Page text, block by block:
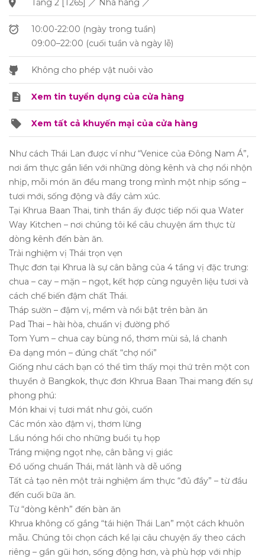
Tầng 2 [T265] ／ Nhà hàng ／
10:00-22:00 (ngày trong tuần)
09:00–22:00 (cuối tuần và ngày lễ)
Không cho phép vật nuôi vào
Xem tin tuyển dụng của cửa hàng
Xem tất cả khuyến mại của cửa hàng
Như cách Thái Lan được ví như “Venice của Đông Nam Á”,
nơi ẩm thực gắn liền với những dòng kênh và chợ nổi nhộn
nhịp, mỗi món ăn đều mang trong mình một nhịp sống –
tươi mới, sống động và đầy cảm xúc.
Tại Khrua Baan Thai, tinh thần ấy được tiếp nối qua Water
Way Kitchen – nơi chúng tôi kể câu chuyện ẩm thực từ
dòng kênh đến bàn ăn.
Trải nghiệm vị Thái trọn vẹn
Thực đơn tại Khrua là sự cân bằng của 4 tầng vị đặc trưng:
chua – cay – mặn – ngọt, kết hợp cùng nguyên liệu tươi và
cách chế biến đậm chất Thái.
Tháp sườn – đậm vị, mềm và nổi bật trên bàn ăn
Pad Thai – hài hòa, chuẩn vị đường phố
Tom Yum – chua cay bùng nổ, thơm mùi sả, lá chanh
Đa dạng món – đúng chất “chợ nổi”
Giống như cách bạn có thể tìm thấy mọi thứ trên một con
thuyền ở Bangkok, thực đơn Khrua Baan Thai mang đến sự
phong phú:
Món khai vị tươi mát như gỏi, cuốn
Các món xào đậm vị, thơm lừng
Lẩu nóng hổi cho những buổi tụ họp
Tráng miệng ngọt nhẹ, cân bằng vị giác
Đồ uống chuẩn Thái, mát lành và dễ uống
Tất cả tạo nên một trải nghiệm ẩm thực “đủ đầy” – từ đầu
đến cuối bữa ăn.
Từ “dòng kênh” đến bàn ăn
Khrua không cố gắng “tái hiện Thái Lan” một cách khuôn
mẫu. Chúng tôi chọn cách kể lại câu chuyện ấy theo cách
riêng – gần gũi hơn, sống động hơn, và phù hợp với nhịp